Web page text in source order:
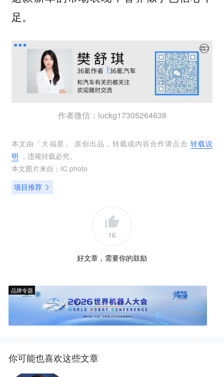
足。
作者微信：luckg17305264638
本文由「 大福星 」 原创出品，转载或内容合作请点击 转载说
明 ，违规转载必究。
本文图片来自： IC photo
项目推荐
16
好文章，需要你的鼓励
品牌专题
你可能也喜欢这些文章